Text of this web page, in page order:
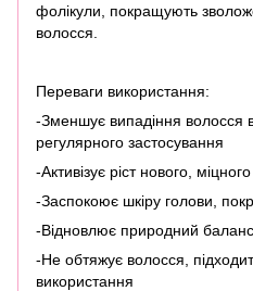
фолікули, покращують
волосся.
Переваги використання:
-Зменшує випадіння волосся
регулярного застосування
-Активізує ріст нового,
-Заспокоює шкіру голови,
-Відновлює природний
-Не обтяжує волосся,
використання